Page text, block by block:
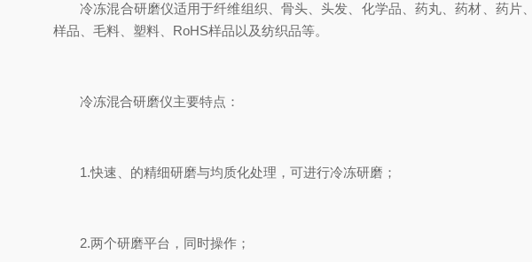
冷冻混合研磨仪适用于纤维组织、骨头、头发、化学品、药丸、药材、药片
样品、毛料、塑料、RoHS样品以及纺织品等。
冷冻混合研磨仪主要特点：
1.快速、的精细研磨与均质化处理，可进行冷冻研磨；
2.两个研磨平台，同时操作；